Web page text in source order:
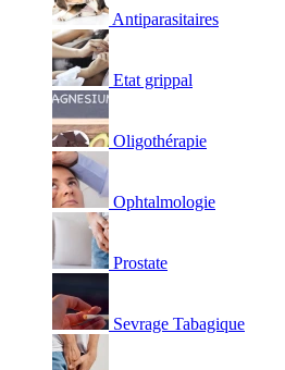
Antiparasitaires
Etat grippal
Oligothérapie
Ophtalmologie
Prostate
Sevrage Tabagique